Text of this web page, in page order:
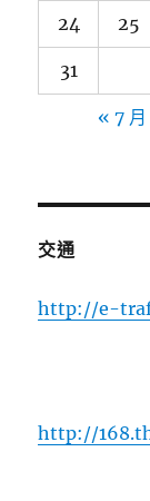
24 25
31
« 7 月
交通
http://e-
http://